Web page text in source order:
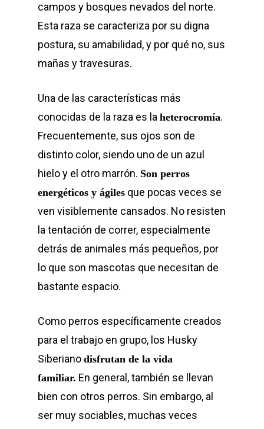
campos y bosques nevados del norte.
Esta raza se caracteriza por su digna
postura, su amabilidad, y por qué no, sus
mañas y travesuras.
Una de las características más
conocidas de la raza es la heterocromía.
Frecuentemente, sus ojos son de
distinto color, siendo uno de un azul
hielo y el otro marrón. Son perros
energéticos y ágiles que pocas veces se
ven visiblemente cansados. No resisten
la tentación de correr, especialmente
detrás de animales más pequeños, por
lo que son mascotas que necesitan de
bastante espacio.
Como perros específicamente creados
para el trabajo en grupo, los Husky
Siberiano disfrutan de la vida
familiar. En general, también se llevan
bien con otros perros. Sin embargo, al
ser muy sociables, muchas veces